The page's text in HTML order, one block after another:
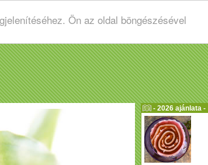
Ön az oldal böngészésével
- 2026 ajánlata -